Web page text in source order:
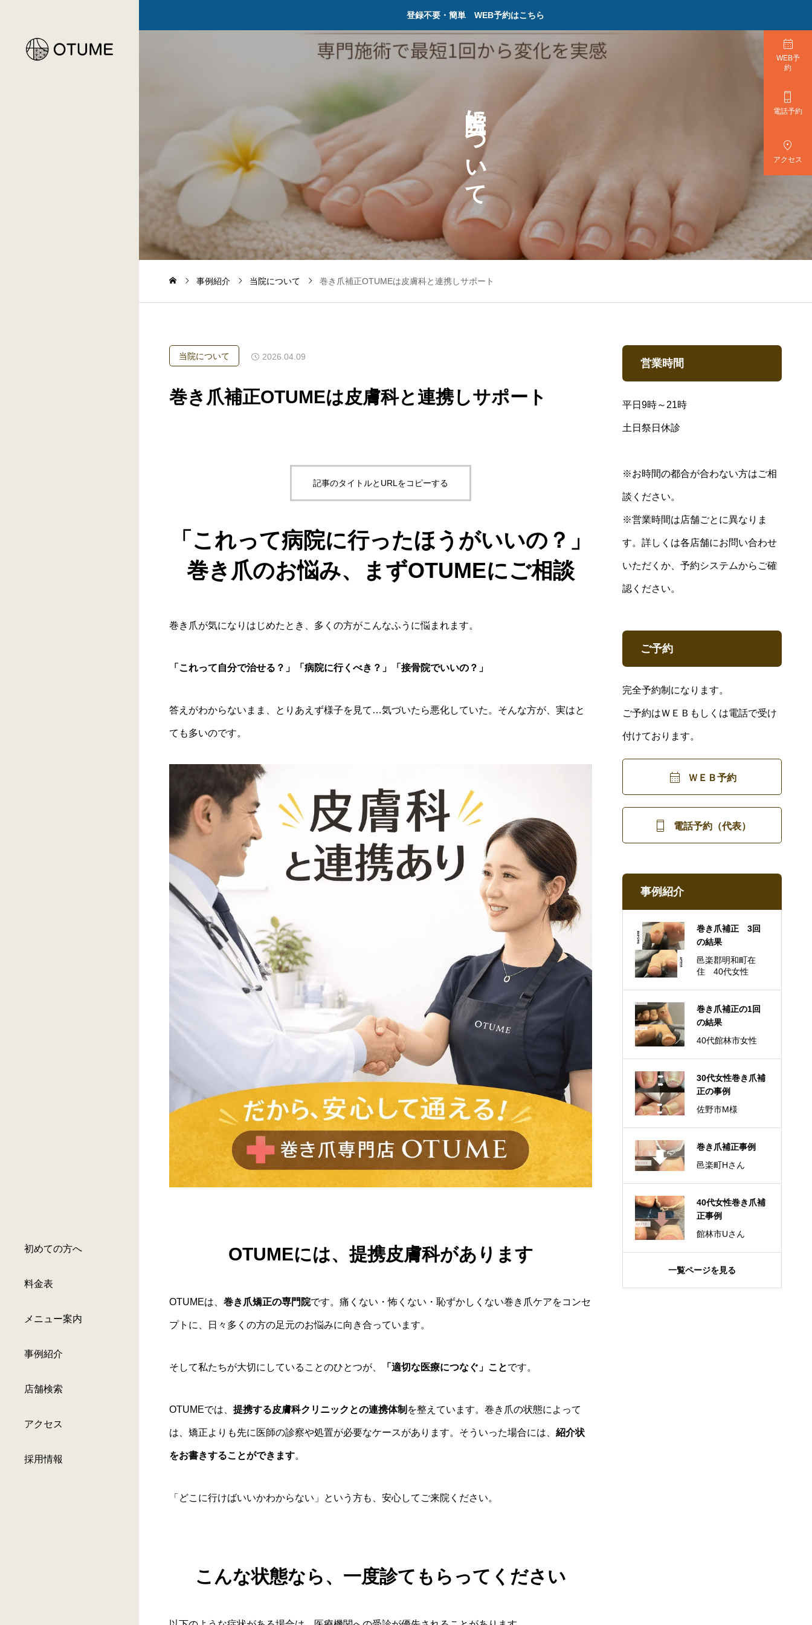
登録不要・簡単 WEB予約はこちら
初めての方へ
料金表
メニュー案内
事例紹介
店舗検索
アクセス
採用情報

WEB予
約

電話予約

アクセス
に
つ
い
て
事例紹介 当院について 巻き爪補正OTUMEは皮膚科と連携しサポート
当院について 2026.04.09
巻き爪補正OTUMEは皮膚科と連携しサポート
記事のタイトルとURLをコピーする
「これって病院に行ったほうがいいの？」
巻き爪のお悩み、まずOTUMEにご相談
巻き爪が気になりはじめたとき、多くの方がこんなふうに悩まれます。
「これって自分で治せる？」「病院に行くべき？」「接骨院でいいの？」
答えがわからないまま、とりあえず様子を見て…気づいたら悪化していた。そんな方が、実はと
ても多いのです。
OTUMEには、提携皮膚科があります
OTUMEは、 巻き爪矯正の専門院です。痛くない・怖くない・恥ずかしくない巻き爪ケアをコンセ
プトに、日々多くの方の足元のお悩みに向き合っています。
そして私たちが大切にしていることのひとつが、 「適切な医療につなぐ」ことです。
OTUMEでは、 提携する皮膚科クリニックとの連携体制 を整えています。巻き爪の状態によって
は、矯正よりも先に医師の診察や処置が必要なケースがあります。そういった場合には、 紹介状
をお書きすることができます。
「どこに行けばいいかわからない」という方も、安心してご来院ください。
こんな状態なら、一度診てもらってください
営業時間
平日9時～21時
土日祭日休診
※お時間の都合が合わない方はご相
談ください。
※営業時間は店舗ごとに異なりま
す。詳しくは各店舗にお問い合わせ
いただくか、予約システムからご確
認ください。
ご予約
完全予約制になります。
ご予約はＷＥＢもしくは電話で受け
付けております。
 ＷＥＢ予約
 電話予約（代表）
事例紹介
巻き爪補正 3回
の結果
邑楽郡明和町在
住 40代女性
巻き爪補正の1回
の結果
40代館林市女性
30代女性巻き爪補
正の事例
佐野市M様
巻き爪補正事例
邑楽町Hさん
40代女性巻き爪補
正事例
館林市Uさん
一覧ページを見る